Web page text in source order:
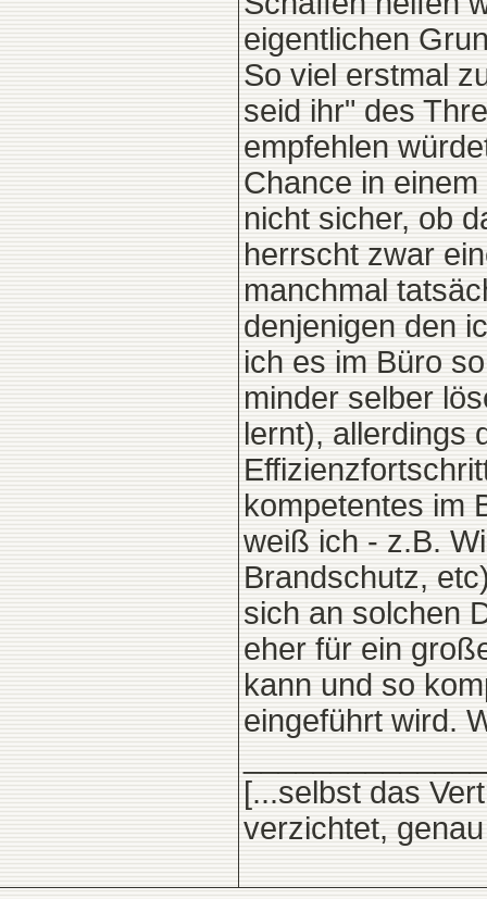
eigentlichen
So viel erstmal
seid ihr" des
empfehlen
Chance in
nicht sicher, ob
herrscht zwar
manchmal
denjenigen den
ich es im Büro
minder selber
lernt), allerdings
kompetentes im
weiß ich - z.B.
Brandschutz,
sich an solchen
eher für ein
kann und so
eingeführt wird.
[...selbst das
verzichtet,